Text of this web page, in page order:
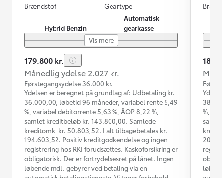
Brændstof
Hybrid Benzin
Geartype
Automatisk
gearkasse
Vis mere
179.800 kr.
Månedlig ydelse 2.027 kr.
Førstegangsydelse 36.000 kr.
Ydelsen er beregnet på grundlag af: Udbetaling kr.
36.000,00, løbetid 96 måneder, variabel rente 5,49
%, variabel debitorrente 5,63 %, ÅOP 8,22 %,
samlet kreditbeløb kr. 143.800,00. Samlede
kreditomk. kr. 50.803,52. I alt tilbagebetales kr.
194.603,52. Positiv kreditgodkendelse og ingen
registrering hos RKI forudsættes. Kaskoforsikring er
obligatorisk. Der er fortrydelsesret på lånet. Ingen
løbende mdl. gebyrer ved betaling via en
%,